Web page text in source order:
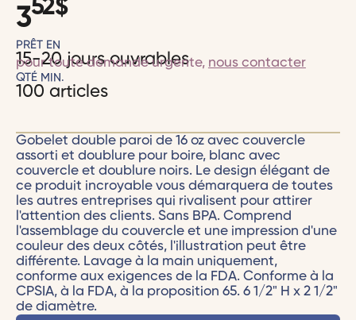
352$
PRÊT EN
15-20 jours ouvrables
pour toute demande urgente, nous contacter
QTÉ MIN.
100 articles
Gobelet double paroi de 16 oz avec couvercle
assorti et doublure pour boire, blanc avec
couvercle et doublure noirs. Le design élégant de
ce produit incroyable vous démarquera de toutes
les autres entreprises qui rivalisent pour attirer
l'attention des clients. Sans BPA. Comprend
l'assemblage du couvercle et une impression d'une
couleur des deux côtés, l'illustration peut être
différente. Lavage à la main uniquement,
conforme aux exigences de la FDA. Conforme à la
CPSIA, à la FDA, à la proposition 65. 6 1/2" H x 2 1/2"
de diamètre.